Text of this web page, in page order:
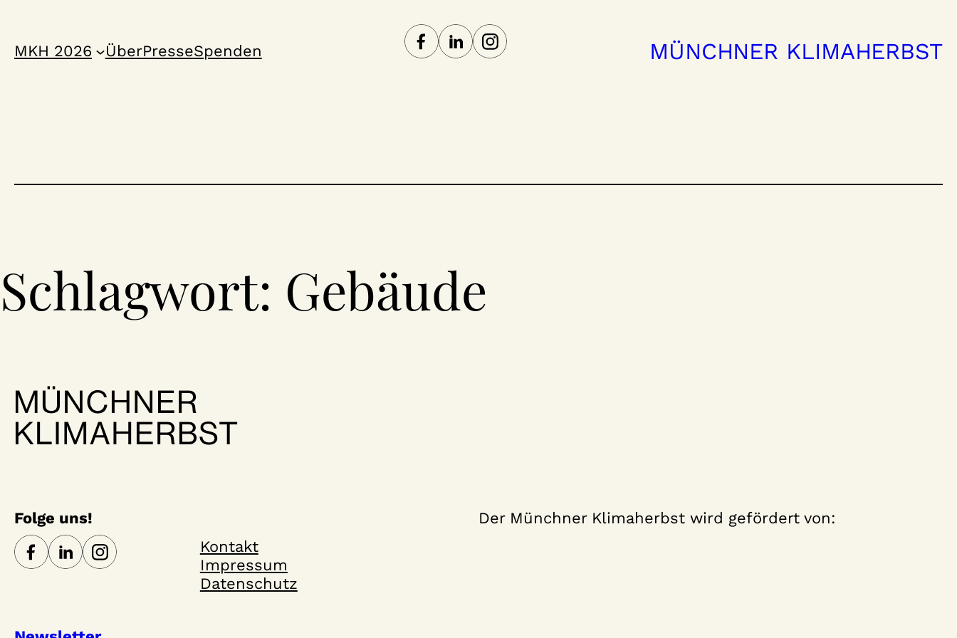
springen
MKH 2026 ÜberPresseSpenden MÜNCHNER KLIMAHERBST
Schlagwort: Gebäude
Folge uns!
Kontakt
Impressum
Datenschutz
Der Münchner Klimaherbst wird gefördert von: